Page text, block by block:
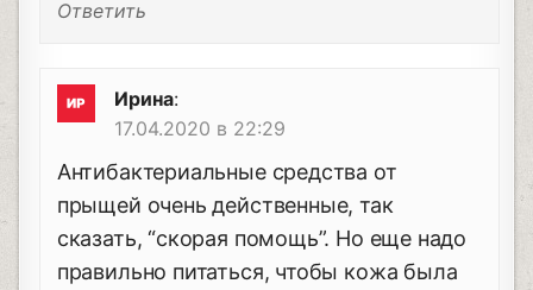
Ответить
Ирина:
17.04.2020 в 22:29
Антибактериальные средства от
прыщей очень действенные, так
сказать, “скорая помощь”. Но еще надо
правильно питаться, чтобы кожа была